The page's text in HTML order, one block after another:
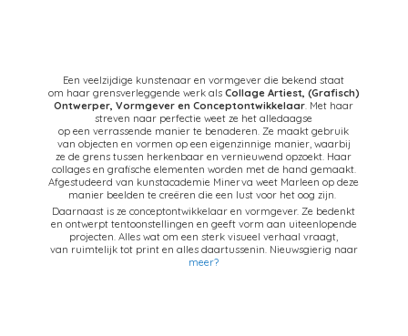
Een veelzijdige kunstenaar en vormgever die bekend staat
om haar grensverleggende werk als Collage Artiest, (Grafisch)
Ontwerper, Vormgever en Conceptontwikkelaar. Met haar
streven naar perfectie weet ze het alledaagse
op een verrassende manier te benaderen. Ze maakt gebruik
van objecten en vormen op een eigenzinnige manier, waarbij
ze de grens tussen herkenbaar en vernieuwend opzoekt. Haar
collages en grafische elementen worden met de hand gemaakt.
Afgestudeerd van kunstacademie Minerva weet Marleen op deze
manier beelden te creëren die een lust voor het oog zijn.
Daarnaast is ze conceptontwikkelaar en vormgever. Ze bedenkt
en ontwerpt tentoonstellingen en geeft vorm aan uiteenlopende
projecten. Alles wat om een sterk visueel verhaal vraagt,
van ruimtelijk tot print en alles daartussenin. Nieuwsgierig naar
meer?